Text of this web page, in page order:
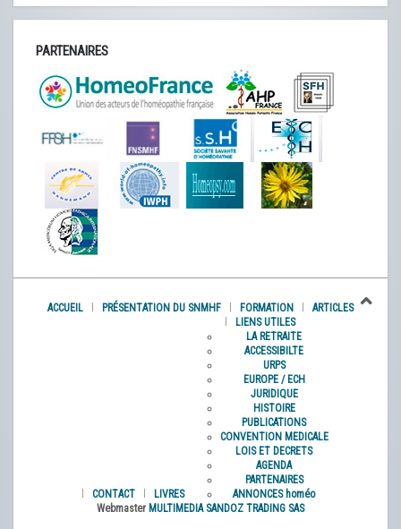
PARTENAIRES
ACCUEIL PRÉSENTATION DU SNMHF FORMATION ARTICLES
CONTACT LIVRES
LIENS UTILES
LA RETRAITE
ACCESSIBILTE
URPS
EUROPE / ECH
JURIDIQUE
HISTOIRE
PUBLICATIONS
CONVENTION MEDICALE
LOIS ET DECRETS
AGENDA
PARTENAIRES
ANNONCES homéo
Webmaster MULTIMEDIA SANDOZ TRADING SAS